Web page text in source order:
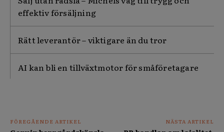
effektiv försäljning
Rätt leverantör – viktigare än du tror
AI kan bli en tillväxtmotor för småföretagare
FÖREGÅENDE ARTIKEL NÄSTA ARTIKEL